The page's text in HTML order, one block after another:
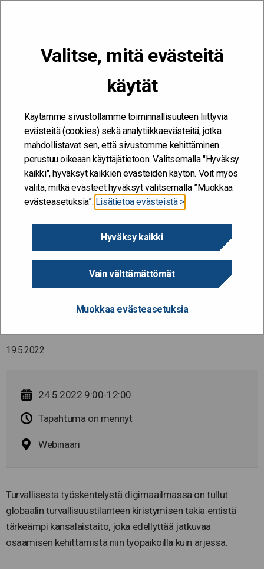
Valitse, mitä evästeitä
käytät
Käytämme sivustollamme toiminnallisuuteen liittyviä
evästeitä (cookies) sekä analytiikkaevästeitä, jotka
mahdollistavat sen, että sivustomme kehittäminen
perustuu oikeaan käyttäjätietoon. Valitsemalla "Hyväksy
kaikki", hyväksyt kaikkien evästeiden käytön. Voit myös
valita, mitkä evästeet hyväksyt valitsemalla ”Muokkaa
evästeasetuksia”. Lisätietoa evästeistä >
Hyväksy kaikki
Vain välttämättömät
Muokkaa evästeasetuksia
Kehitän ja kehityn #töissäSuomelle
Kuinka kehität organisaation ja omaa
Kuinka kehität
organisaation ja omaa
digiturvaosaamistasi? 24.5.
19.5.2022
24.5.2022 9:00-12:00
Tapahtuma on mennyt
Webinaari
Turvallisesta työskentelystä digimaailmassa on tullut
globaalin turvallisuustilanteen kiristymisen takia entistä
tärkeämpi kansalaistaito, joka edellyttää jatkuvaa
osaamisen kehittämistä niin työpaikoilla kuin arjessa.